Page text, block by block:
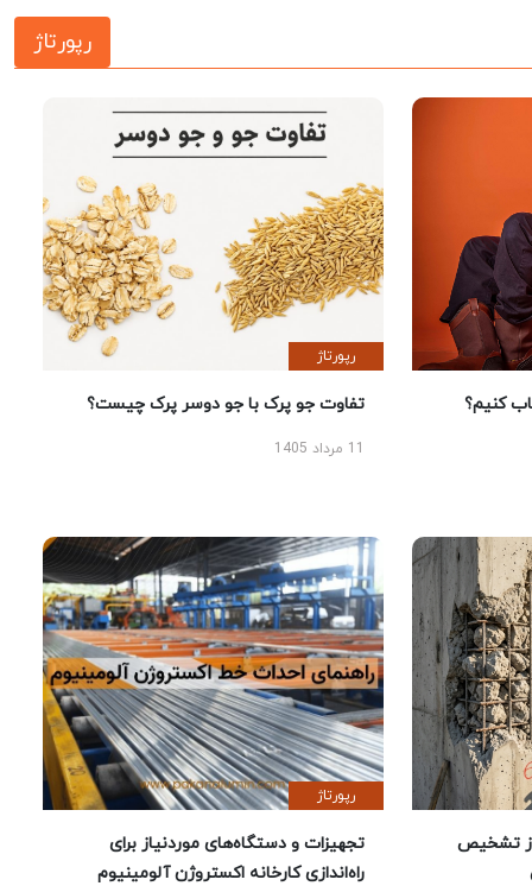
رپورتاژ
کنیم؟
رپورتاژ
تفاوت جو پرک با جو دوسر پرک چیست؟
تشخیص
رپورتاژ
تجهیزات و دستگاه‌های موردنیاز برای
راه‌اندازی کارخانه اکستروژن آلومینیوم